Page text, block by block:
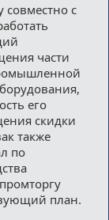
с
части
его
скидки
также
по
план.